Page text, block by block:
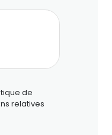
de
relatives